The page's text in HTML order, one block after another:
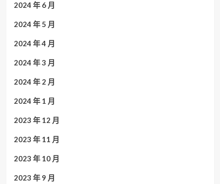
2024 年 6 月
2024 年 5 月
2024 年 4 月
2024 年 3 月
2024 年 2 月
2024 年 1 月
2023 年 12 月
2023 年 11 月
2023 年 10 月
2023 年 9 月